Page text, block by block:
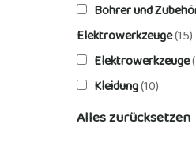
Bohrer und
Elektrowerkzeuge(15)
Elektrowerkzeuge
Kleidung(10)
Alles zurücksetzen